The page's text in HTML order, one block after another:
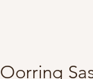
Oorring